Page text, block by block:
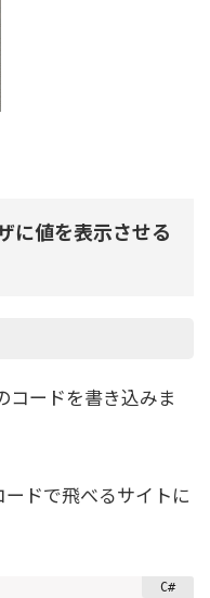
に値を表示させる
ードを書き込みま
ドで飛べるサイトに